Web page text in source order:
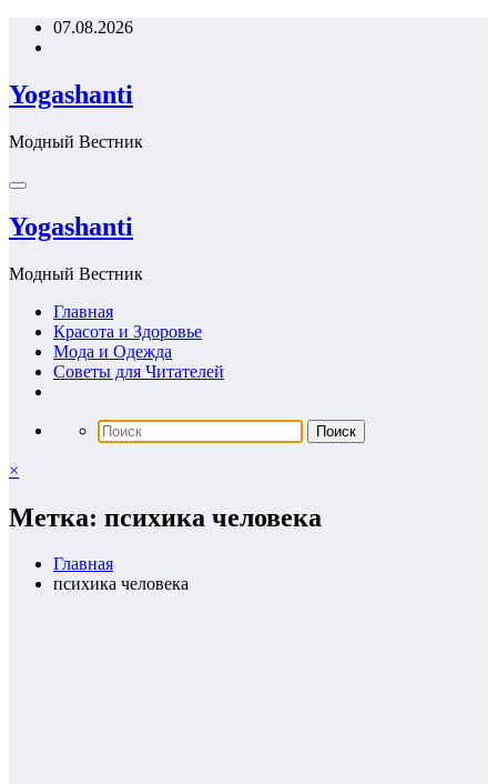
Перейти07.08.2026
Yogashanti
Модный Вестник
Yogashanti
Модный Вестник
Главная
Красота и Здоровье
Мода и Одежда
Советы для Читателей
×
Метка: психика человека
Главная
психика человека